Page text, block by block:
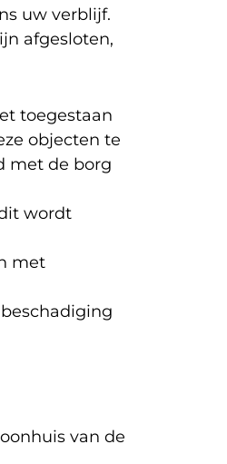
uw verblijf.
afgesloten,
toegestaan
objecten te
met de borg
wordt
met
van de